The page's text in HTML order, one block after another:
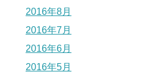
2016年8月
2016年7月
2016年6月
2016年5月